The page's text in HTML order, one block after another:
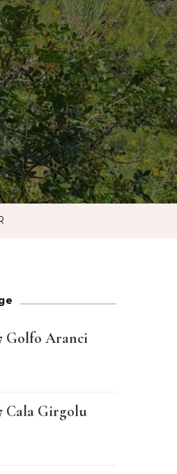
French
German
Greek
Italian
Maltese
Spanish
Swedish
Golfo Aranci
Cala Girgolu